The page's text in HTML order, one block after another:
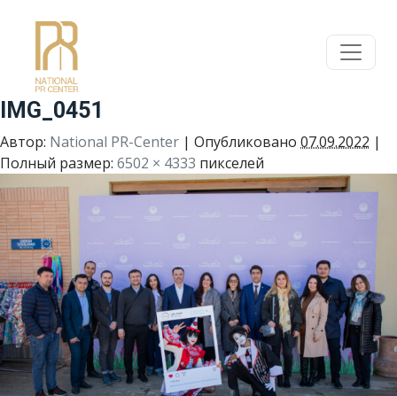
IMG_0451
Автор: National PR-Center | Опубликовано 07.09.2022 |
Полный размер: 6502 × 4333 пикселей